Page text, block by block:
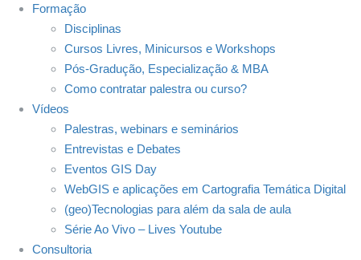
Formação
Disciplinas
Cursos Livres, Minicursos e Workshops
Pós-Gradução, Especialização & MBA
Como contratar palestra ou curso?
Vídeos
Palestras, webinars e seminários
Entrevistas e Debates
Eventos GIS Day
WebGIS e aplicações em Cartografia Temática Digital
(geo)Tecnologias para além da sala de aula
Série Ao Vivo – Lives Youtube
Consultoria